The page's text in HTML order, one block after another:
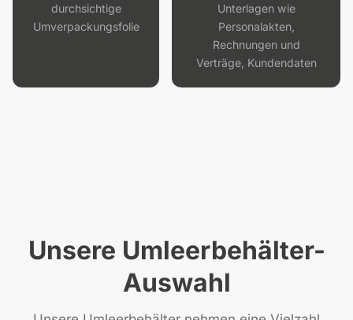
durchsichtige
Umverpackungsfolie
Unterlagen wie
Personalakten,
Rechnungen und
Verträge, Kundendaten
Unsere Umleerbehälter-
Auswahl